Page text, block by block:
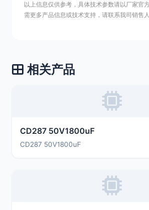
以上信息仅供参考，具体技术参数请以厂家官
需更多产品信息或技术支持，请联系我司销售人
相关产品
CD287 50V1800uF
CD287 50V1800uF